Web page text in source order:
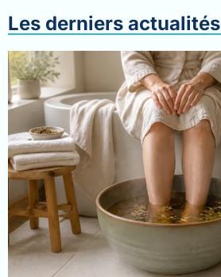
Les derniers actualités